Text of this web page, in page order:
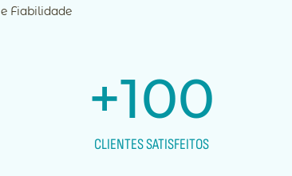
Fiabilidade
CLIENTES SATISFEITOS
+100